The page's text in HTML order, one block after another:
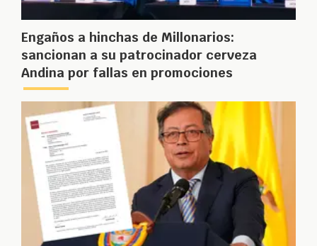
Engaños a hinchas de Millonarios:
sancionan a su patrocinador cerveza
Andina por fallas en promociones